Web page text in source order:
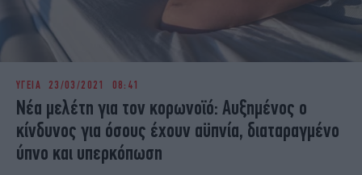
ΥΓΕΙΑ 23/03/2021 08:41
Νέα μελέτη για τον κορωνοϊό: Αυξημένος ο
κίνδυνος για όσους έχουν αϋπνία, διαταραγμένο
ύπνο και υπερκόπωση